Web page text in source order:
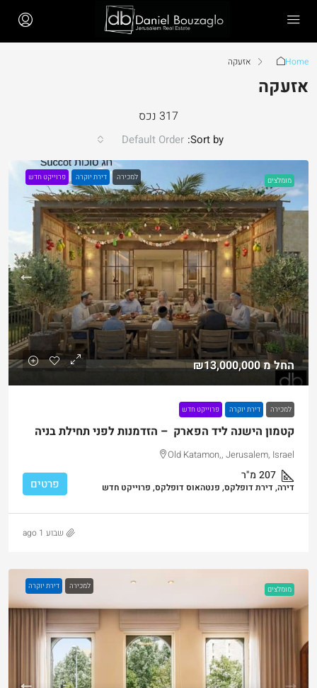
Home אזעקה
אזעקה
317 נכס
Sort by:
Default Order
מומלצים למכירה דירת יוקרה פרוייקט חדש
החל מ₪13,000,000
למכירה דירת יוקרה פרוייקט חדש
קטמון הישנה ליד הפארק – הזדמנות לפני תחילת בניה
Old Katamon,, Jerusalem, Israel
207 מ"ר
דירה, דירת דופלקס, פנטהאוס דופלקס, פרוייקט חדש פרטים
שבוע 1 ago
מומלצים למכירה דירת יוקרה